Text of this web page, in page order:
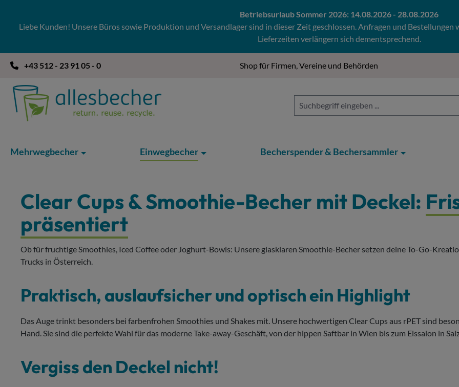
Betriebsurlaub Sommer 2026: 14.08.2026 - 28.08.2026
Liebe Kunden! Unsere Büros sowie Produktion und Versandlager sind in dieser Zeit geschlossen. Anfragen und
Lieferzeiten verlängern sich dementsprechend.
+43 512 - 23 91 05 - 0 Shop für Firmen, Vereine und Behörden
Mehrwegbecher Einwegbecher Becherspender & Bechersammler
Clear Cups & Smoothie-Becher mit Deckel:
präsentiert
Ob für fruchtige Smoothies, Iced Coffee oder Joghurt-Bowls: Unsere glasklaren Smoothie-Becher setzen deine To-Go-
Trucks in Österreich.
Praktisch, auslaufsicher und optisch ein Highlight
Das Auge trinkt besonders bei farbenfrohen Smoothies und Shakes mit. Unsere hochwertigen Clear Cups aus rPET sind
Hand. Sie sind die perfekte Wahl für das moderne Take-away-Geschäft, von der hippen Saftbar in Wien bis zum Eissalon in
Vergiss den Deckel nicht!